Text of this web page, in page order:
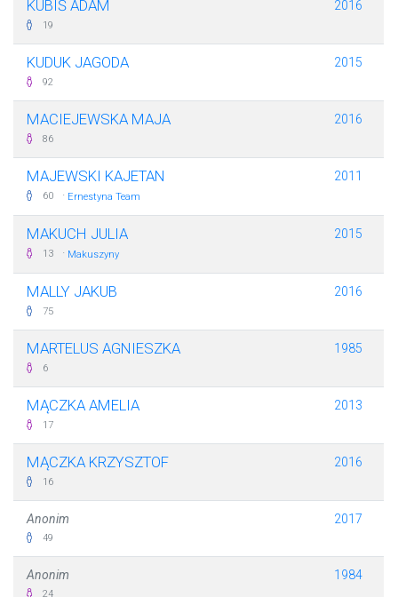
KUBIŚ ADAM
19
2016
KUDUK JAGODA
92
2015
MACIEJEWSKA MAJA
86
2016
MAJEWSKI KAJETAN
60 · Ernestyna Team
2011
MAKUCH JULIA
13 · Makuszyny
2015
MALLY JAKUB
75
2016
MARTELUS AGNIESZKA
6
1985
MĄCZKA AMELIA
17
2013
MĄCZKA KRZYSZTOF
16
2016
Anonim
49
2017
Anonim
24
1984